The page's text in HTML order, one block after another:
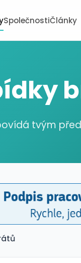
SpolečnostiČlánky
tvým